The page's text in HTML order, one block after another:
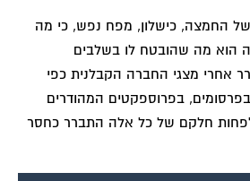
החמצה, כישלון, מפח נפש, כי מה
הוא מה שהובטח לו בשלבים
אחרי מצגי החברה הקבלנית כפי
בפרוספקטים המהודרים
חלקם של כל אלה התברר כחסר